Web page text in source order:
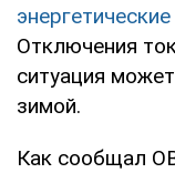
Отключения
ситуация
зимой.
Как сообщал